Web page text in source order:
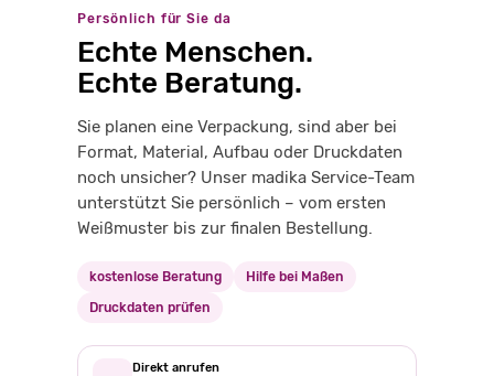
Persönlich für Sie da
Echte Menschen.
Echte Beratung.
Sie planen eine Verpackung, sind aber bei
Format, Material, Aufbau oder Druckdaten
noch unsicher? Unser madika Service-Team
unterstützt Sie persönlich – vom ersten
Weißmuster bis zur finalen Bestellung.
kostenlose Beratung
Hilfe bei Maßen
Druckdaten prüfen
Direkt anrufen